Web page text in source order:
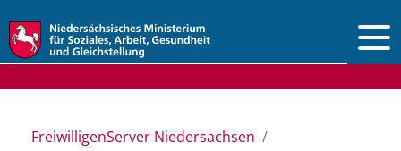
FreiwilligenServer Niedersachsen